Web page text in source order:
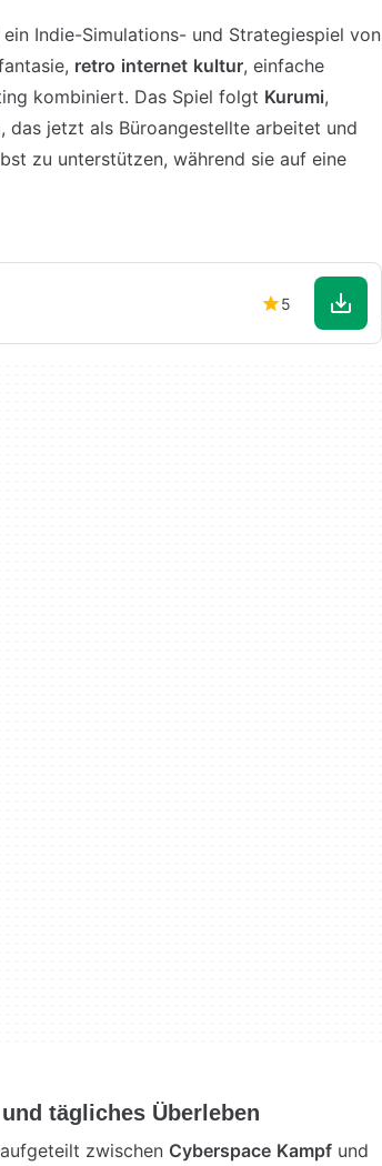
ein Indie-Simulations- und Strategiespiel von
retro internet kultur, einfache
kombiniert. Das Spiel folgt Kurumi,
, das jetzt als Büroangestellte arbeitet und
zu unterstützen, während sie auf eine
5
tägliches Überleben
zwischen Cyberspace Kampf und